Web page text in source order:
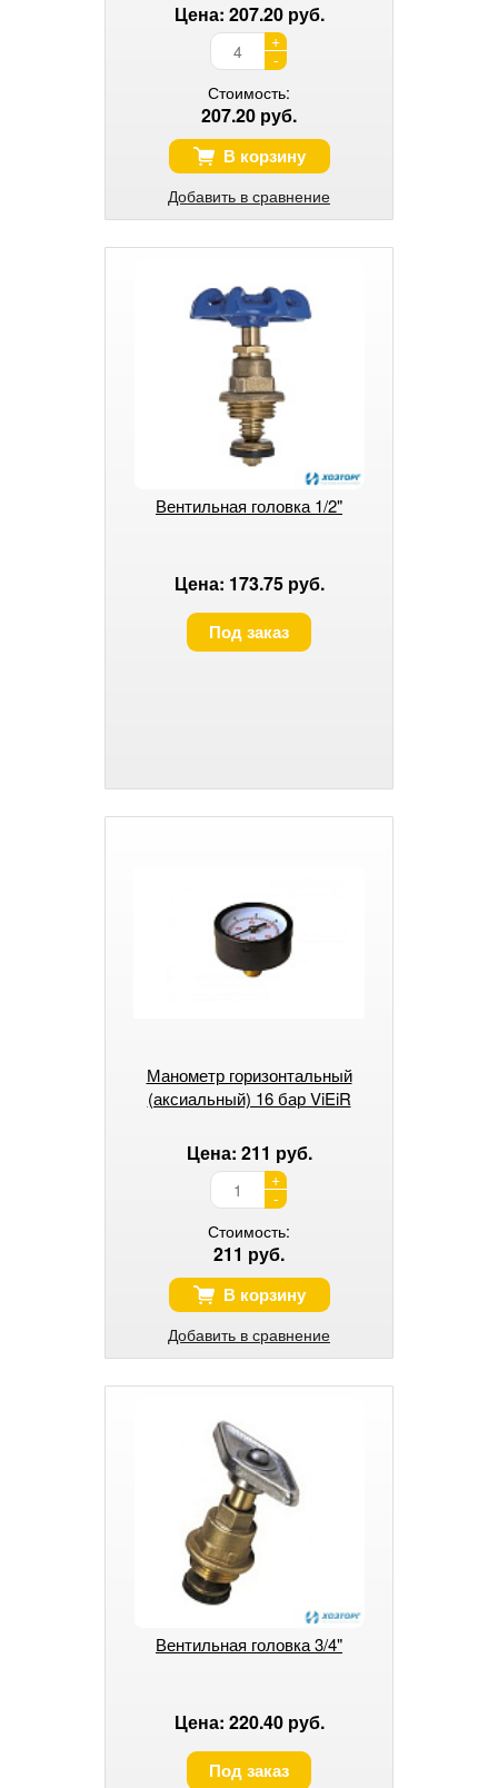
Цена: 207.20 руб.
+
-
Стоимость:
207.20 руб.
В корзину
Добавить в сравнение
Вентильная головка 1/2"
Цена: 173.75 руб.
Под заказ
Манометр горизонтальный
(аксиальный) 16 бар ViEiR
Цена: 211 руб.
+
-
Стоимость:
211 руб.
В корзину
Добавить в сравнение
Вентильная головка 3/4"
Цена: 220.40 руб.
Под заказ